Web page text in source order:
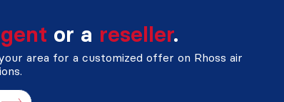
or a reseller.
area for a customized offer on Rhoss air